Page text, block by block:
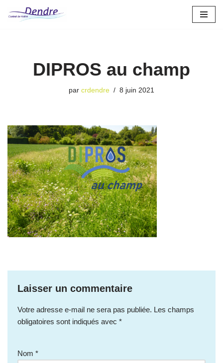
DIPROS au champ
par crdendre 8 juin 2021
Laisser un commentaire
Votre adresse e-mail ne sera pas publiée. Les champs
obligatoires sont indiqués avec *
Nom *